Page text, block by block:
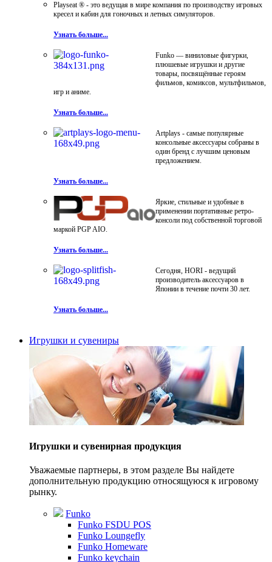
Playseat ® - это ведущая в мире компания по производству игровых
кресел и кабин для гоночных и летных симуляторов.
Узнать больше...
Funko — виниловые фигурки,
плюшевые игрушки и другие
товары, посвящённые героям
фильмов, комиксов, мультфильмов,
игр и аниме.
Узнать больше...
Artplays - самые популярные
консольные аксессуары собраны в
один бренд с лучшим ценовым
предложением.
Узнать больше...
Яркие, стильные и удобные в
применении портативные ретро-
консоли под собственной торговой
маркой PGP AIO.
Узнать больше...
Сегодня, HORI - ведущий
производитель аксессуаров в
Японии в течение почти 30 лет.
Узнать больше...
Игрушки и сувениры
Игрушки и сувенирная продукция
Уважаемые партнеры, в этом разделе Вы найдете
дополнительную продукцию относящуюся к игровому
рынку.
Funko
Funko FSDU POS
Funko Loungefly
Funko Homeware
Funko keychain